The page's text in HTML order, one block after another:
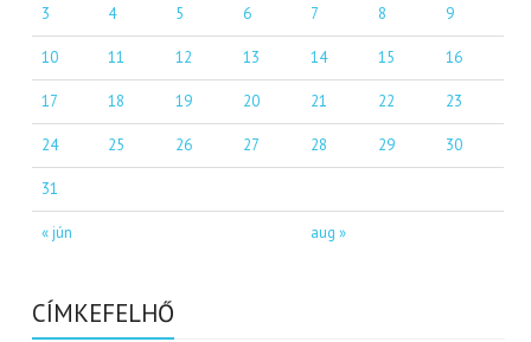
« jún aug »
3 4 5 6 7 8 9
10 11 12 13 14 15 16
17 18 19 20 21 22 23
24 25 26 27 28 29 30
31
CÍMKEFELHŐ